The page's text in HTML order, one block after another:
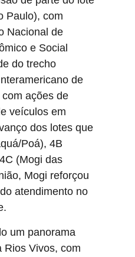
Paulo), com
Nacional de
e Social
do trecho
de
ações de
veículos em
dos lotes que
Poá), 4B
(Mogi das
Mogi reforçou
atendimento no
um panorama
Rios Vivos, com